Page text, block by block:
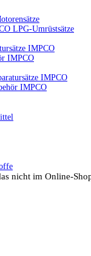
LPG-Umrüstsätze
IMPCO
IMPCO
IMPCO
IMPCO
nicht im Online-